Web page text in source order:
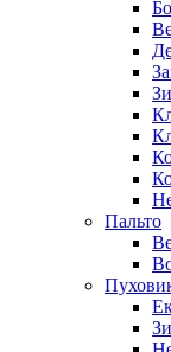
Пальто